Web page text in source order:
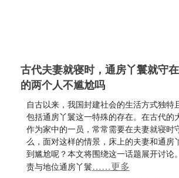
古代夫妻就寝时，通房丫鬟就守
的两个人不尴尬吗
自古以来，我国封建社会的生活方式独特
包括通房丫鬟这一特殊的存在。在古代的
作为家中的一员，常常需要在夫妻就寝时
么，面对这样的情景，床上的夫妻和通房
到尴尬呢？本文将围绕这一话题展开讨论
责与地位通房丫鬟……更多